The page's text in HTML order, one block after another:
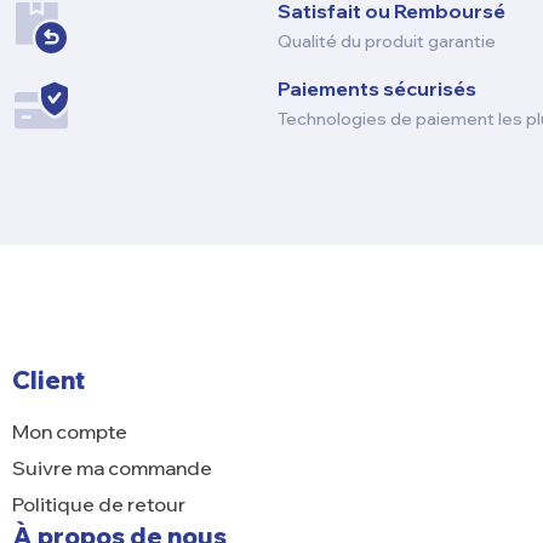
Satisfait ou Remboursé
Qualité du produit garantie
Paiements sécurisés
Technologies de paiement les
Client
Mon compte
Suivre ma commande
Politique de retour
À propos de nous